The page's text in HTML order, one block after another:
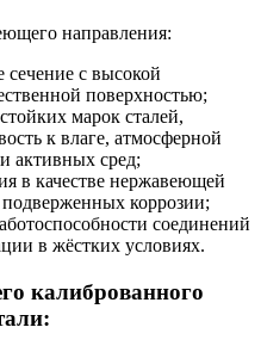
направления:
сечение с высокой
поверхностью;
марок сталей,
к влаге, атмосферной
активных сред;
в качестве нержавеющей
коррозии;
соединений
в жёстких условиях.
калиброванного